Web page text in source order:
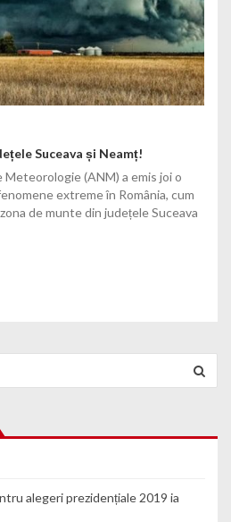
Suceava și Neamț!
(ANM) a emis joi o
extreme în România, cum
de munte din județele Suceava
alegeri prezidențiale 2019 ia